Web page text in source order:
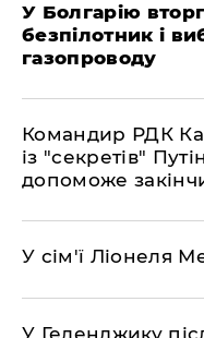
У Болгарію
безпілотник і
газопроводу
Командир РДК
із "секретів"
допоможе
У сім'ї Ліонеля
У Геленджику